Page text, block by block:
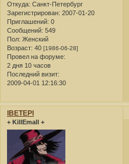
Откуда: Санкт-Петербург
Зарегистрирован: 2007-01-20
Приглашений: 0
Сообщений: 549
Пол: Женский
Возраст: 40 [1986-06-28]
Провел на форуме:
2 дня 10 часов
Последний визит:
2009-04-01 12:16:30
lBETEPl
+ KillEmall +